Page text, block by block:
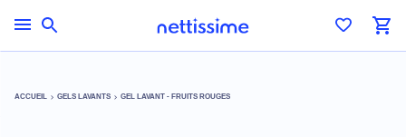
ACCUEIL GELS LAVANTS GEL LAVANT - FRUITS ROUGES